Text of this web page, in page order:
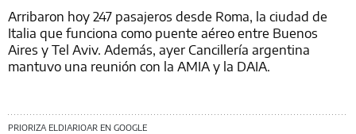
Arribaron hoy 247 pasajeros desde Roma, la ciudad de
Italia que funciona como puente aéreo entre Buenos
Aires y Tel Aviv. Además, ayer Cancillería argentina
mantuvo una reunión con la AMIA y la DAIA.
PRIORIZA ELDIARIOAR EN GOOGLE